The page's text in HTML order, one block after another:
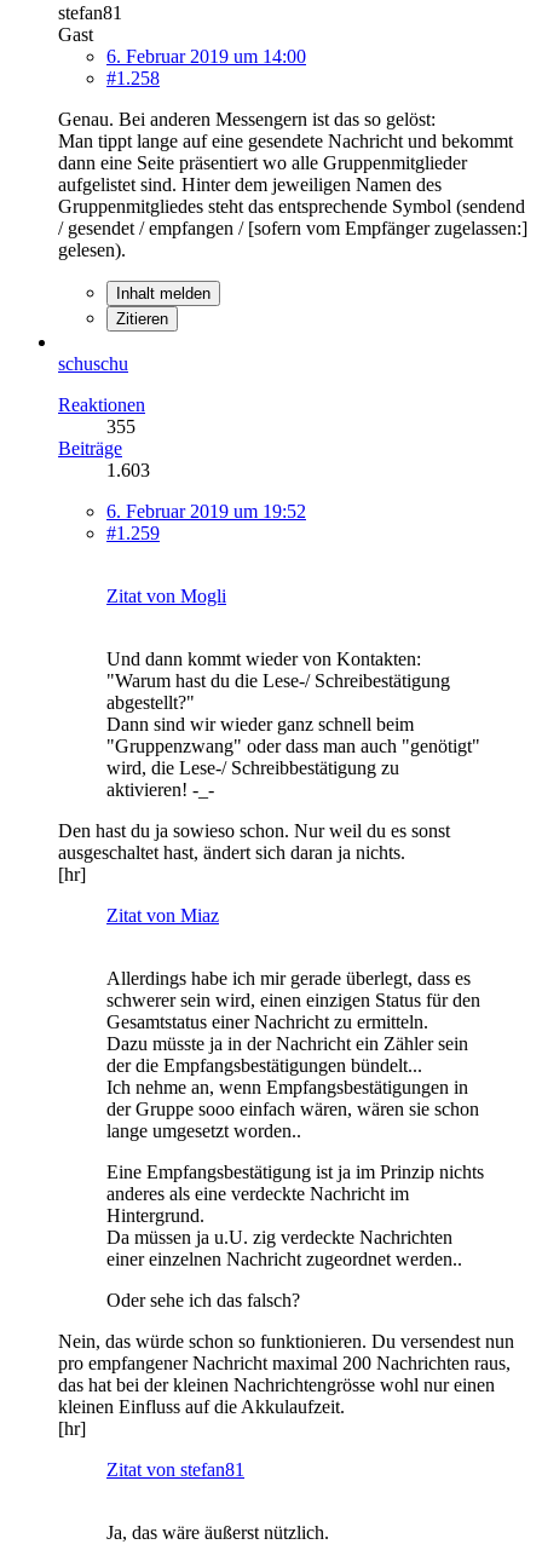
stefan81
Gast
6. Februar 2019 um 14:00
#1.258
Genau. Bei anderen Messengern ist das so gelöst:
Man tippt lange auf eine gesendete Nachricht und bekommt
dann eine Seite präsentiert wo alle Gruppenmitglieder
aufgelistet sind. Hinter dem jeweiligen Namen des
Gruppenmitgliedes steht das entsprechende Symbol (sendend
/ gesendet / empfangen / [sofern vom Empfänger zugelassen:]
gelesen).
Inhalt melden
Zitieren
schuschu
Reaktionen
355
Beiträge
1.603
6. Februar 2019 um 19:52
#1.259
Zitat von Mogli
Und dann kommt wieder von Kontakten:
"Warum hast du die Lese-/ Schreibestätigung
abgestellt?"
Dann sind wir wieder ganz schnell beim
"Gruppenzwang" oder dass man auch "genötigt"
wird, die Lese-/ Schreibbestätigung zu
aktivieren! -_-
Den hast du ja sowieso schon. Nur weil du es sonst
ausgeschaltet hast, ändert sich daran ja nichts.
[hr]
Zitat von Miaz
Allerdings habe ich mir gerade überlegt, dass es
schwerer sein wird, einen einzigen Status für den
Gesamtstatus einer Nachricht zu ermitteln.
Dazu müsste ja in der Nachricht ein Zähler sein
der die Empfangsbestätigungen bündelt...
Ich nehme an, wenn Empfangsbestätigungen in
der Gruppe sooo einfach wären, wären sie schon
lange umgesetzt worden..
Eine Empfangsbestätigung ist ja im Prinzip nichts
anderes als eine verdeckte Nachricht im
Hintergrund.
Da müssen ja u.U. zig verdeckte Nachrichten
einer einzelnen Nachricht zugeordnet werden..
Oder sehe ich das falsch?
Nein, das würde schon so funktionieren. Du versendest nun
pro empfangener Nachricht maximal 200 Nachrichten raus,
das hat bei der kleinen Nachrichtengrösse wohl nur einen
kleinen Einfluss auf die Akkulaufzeit.
[hr]
Zitat von stefan81
Ja, das wäre äußerst nützlich.